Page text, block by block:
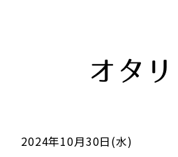
オタ
2024年10月30日(水)